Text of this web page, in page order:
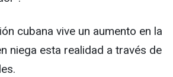
cubana vive un aumento en la
niega esta realidad a través de